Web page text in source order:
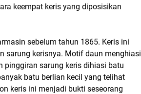
keempat keris yang diposisikan
sebelum tahun 1865. Keris ini
sarung kerisnya. Motif daun menghiasi
pinggiran sarung keris dihiasi batu
batu berlian kecil yang telihat
keris ini menjadi bukti seseorang